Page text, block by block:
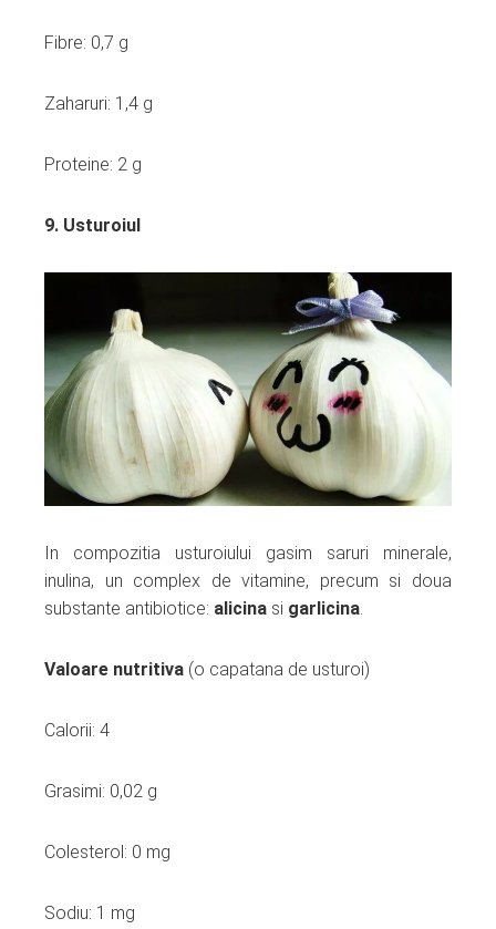
Fibre: 0,7 g
Zaharuri: 1,4 g
Proteine: 2 g
9. Usturoiul
In compozitia usturoiului gasim saruri minerale,
inulina, un complex de vitamine, precum si doua
substante antibiotice: alicina si garlicina
Valoare nutritiva (o capatana de usturoi)
Calorii: 4
Grasimi: 0,02 g
Colesterol: 0 mg
Sodiu: 1 mg